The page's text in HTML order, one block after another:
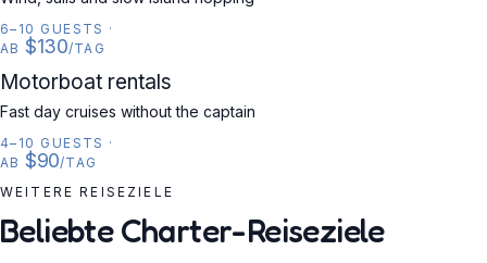
6–10 GUESTS ·
AB $130/TAG
MOTORBOAT
Motorboat rentals
Fast day cruises without the captain
4–10 GUESTS ·
AB $90/TAG
WEITERE REISEZIELE
Beliebte Charter-Reiseziele